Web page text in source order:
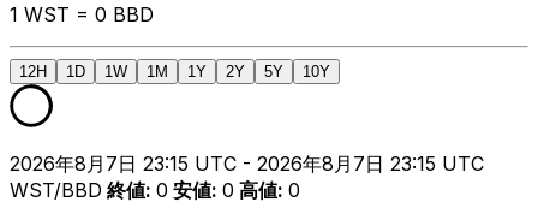
1 WST = 0 BBD
12H 1D 1W 1M 1Y 2Y 5Y 10Y
2026年8月7日 23:15 UTC - 2026年8月7日 23:15 UTC
WST/BBD 終値: 0 安値: 0 高値: 0